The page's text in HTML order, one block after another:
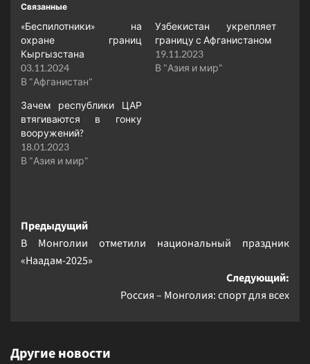
Связанные
«Беспилотники» на
охране границ
Кыргызстана
03.11.2024
В "Афганистан"
Узбекистан укрепляет
границу с Афганистаном
19.11.2023
В "Азия и мир"
Зачем республики ЦАР
втягиваются в гонку
вооружений?
18.01.2023
В "Азия и мир"
Навигация
записи
Предыдущий
В Монголии отметили национальный праздник
«Наадам-2025»
Следующий:
Россия – Монголия: спорт для всех
Другие новости